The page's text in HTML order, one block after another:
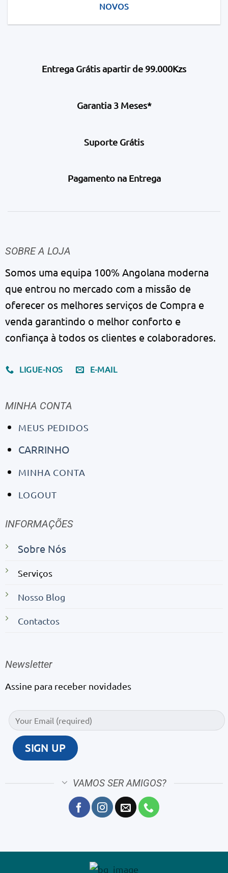
NOVOS
Entrega Grátis apartir de 99.000Kzs
Garantia 3 Meses*
Suporte Grátis
Pagamento na Entrega
SOBRE A LOJA
Somos uma equipa 100% Angolana moderna
que entrou no mercado com a missão de
oferecer os melhores serviços de Compra e
venda garantindo o melhor conforto e
confiança à todos os clientes e colaboradores.
LIGUE-NOS E-MAIL
MINHA CONTA
MEUS PEDIDOS
CARRINHO
MINHA CONTA
LOGOUT
INFORMAÇÕES
Sobre Nós
Serviços
Nosso Blog
Contactos
Newsletter
Assine para receber novidades
VAMOS SER AMIGOS?